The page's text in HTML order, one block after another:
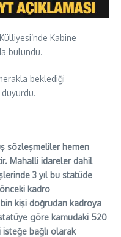
Kabine
bulundu.
beklediği
sözleşmeliler hemen
Mahalli idareler dahil
3 yıl bu statüde
kadro
kişi doğrudan kadroya
göre kamudaki 520
bağlı olarak